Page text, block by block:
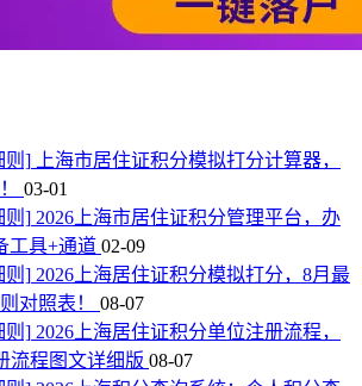
则] 上海市居住证积分模拟打分计算器，
03-01
则] 2026上海市居住证积分管理平台，办
工具+通道 02-09
则] 2026上海居住证积分模拟打分，8月最
对照表！ 08-07
则] 2026上海居住证积分单位注册流程，
流程图文详细版 08-07